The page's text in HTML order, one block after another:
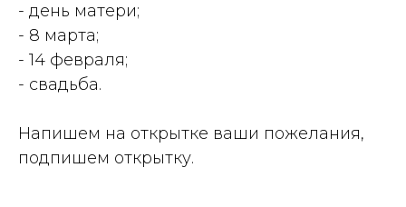
- день матери;
- 8 марта;
- 14 февраля;
- свадьба.
Напишем на открытке ваши пожелания,
подпишем открытку.